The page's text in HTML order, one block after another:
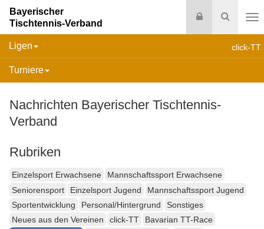
Suche
Login
Bayerischer
Tischtennis-Verband
click-TT
Ligen
Turniere
Nachrichten Bayerischer Tischtennis-
Verband
Rubriken
Einzelsport Erwachsene
Mannschaftssport Erwachsene
Seniorensport
Einzelsport Jugend
Mannschaftssport Jugend
Sportentwicklung
Personal/Hintergrund
Sonstiges
Neues aus den Vereinen
click-TT
Bavarian TT-Race